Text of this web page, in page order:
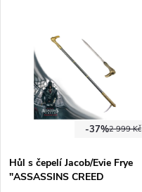
2 999 Kč
-37%
Hůl s čepelí Jacob/Evie Frye
"ASSASSINS CREED